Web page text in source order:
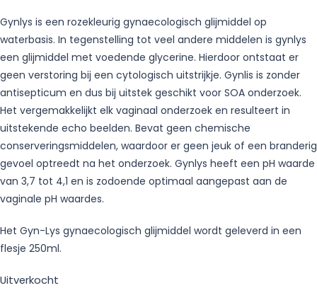
Gynlys is een rozekleurig gynaecologisch glijmiddel op
waterbasis. In tegenstelling tot veel andere middelen is gynlys
een glijmiddel met voedende glycerine. Hierdoor ontstaat er
geen verstoring bij een cytologisch uitstrijkje. Gynlis is zonder
antisepticum en dus bij uitstek geschikt voor SOA onderzoek.
Het vergemakkelijkt elk vaginaal onderzoek en resulteert in
uitstekende echo beelden. Bevat geen chemische
conserveringsmiddelen, waardoor er geen jeuk of een branderig
gevoel optreedt na het onderzoek. Gynlys heeft een pH waarde
van 3,7 tot 4,1 en is zodoende optimaal aangepast aan de
vaginale pH waardes.
Het Gyn-Lys gynaecologisch glijmiddel wordt geleverd in een
flesje 250ml.
Uitverkocht